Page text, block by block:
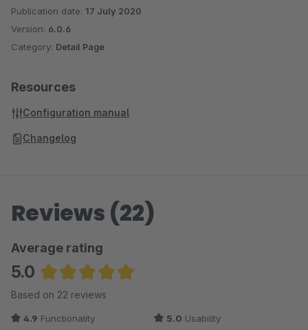
Publication date: 17 July 2020
Version: 6.0.6
Category: Detail Page
Resources
Configuration manual
Changelog
Reviews (22)
Average rating
5.0
Average rating of 4.95 out of 5 stars
Based on 22 reviews
4.9 Functionality 5.0 Usability